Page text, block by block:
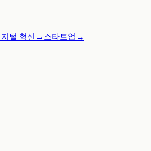
털 혁신 → 스타트업 →